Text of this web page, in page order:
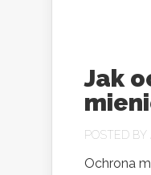
Jak
POSTED BY
Ochrona